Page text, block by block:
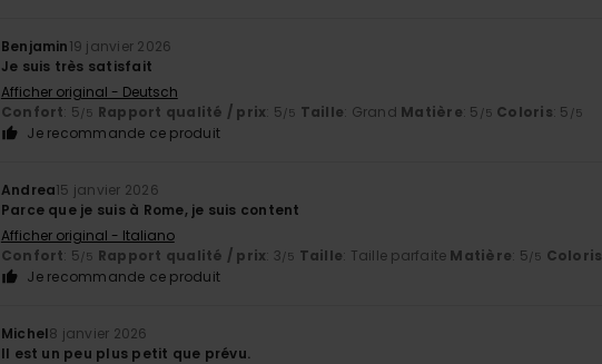
Benjamin19 janvier 2026
Je suis très satisfait
Afficher original - Deutsch
Confort: 5/5 Rapport qualité / prix: 5/5 Taille: Grand Matière: 5 /5 Coloris: 5 /5
Je recommande ce produit
Andrea15 janvier 2026
Parce que je suis à Rome, je suis content
Afficher original - Italiano
Confort: 5/5 Rapport qualité / prix: 3/5 Taille: Taille parfaite Matière: 5/5 Coloris
Je recommande ce produit
Michel8 janvier 2026
Il est un peu plus petit que prévu.